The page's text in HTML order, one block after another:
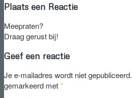
Plaats een Reactie
Meepraten?
Draag gerust bij!
Geef een reactie
Je e-mailadres wordt niet gepubliceerd.
gemarkeerd met*